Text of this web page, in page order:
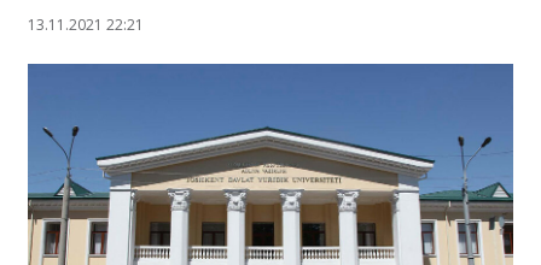
13.11.2021 22:21